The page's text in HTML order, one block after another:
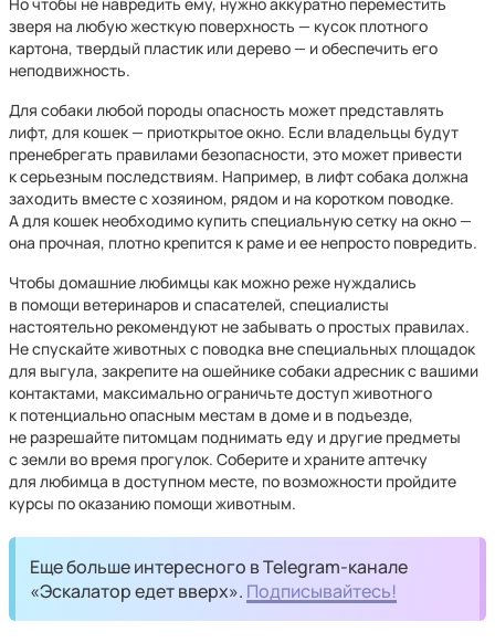
зверя на любую жесткую поверхность — кусок плотного
картона, твердый пластик или дерево — и обеспечить его
неподвижность.
Для собаки любой породы опасность может представлять
лифт, для кошек — приоткрытое окно. Если владельцы будут
пренебрегать правилами безопасности, это может привести
к серьезным последствиям. Например, в лифт собака должна
заходить вместе с хозяином, рядом и на коротком поводке.
А для кошек необходимо купить специальную сетку на окно —
она прочная, плотно крепится к раме и ее непросто повредить.
Чтобы домашние любимцы как можно реже нуждались
в помощи ветеринаров и спасателей, специалисты
настоятельно рекомендуют не забывать о простых правилах.
Не спускайте животных с поводка вне специальных площадок
для выгула, закрепите на ошейнике собаки адресник с вашими
контактами, максимально ограничьте доступ животного
к потенциально опасным местам в доме и в подъезде,
не разрешайте питомцам поднимать еду и другие предметы
с земли во время прогулок. Соберите и храните аптечку
для любимца в доступном месте, по возможности пройдите
курсы по оказанию помощи животным.
Еще больше интересного в Telegram-канале
«Эскалатор едет вверх». Подписывайтесь!